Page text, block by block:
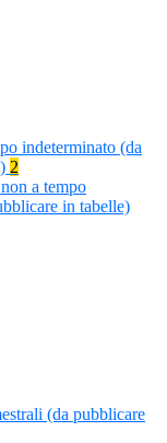
indeterminato (da
2
a tempo
in tabelle)
(da pubblicare